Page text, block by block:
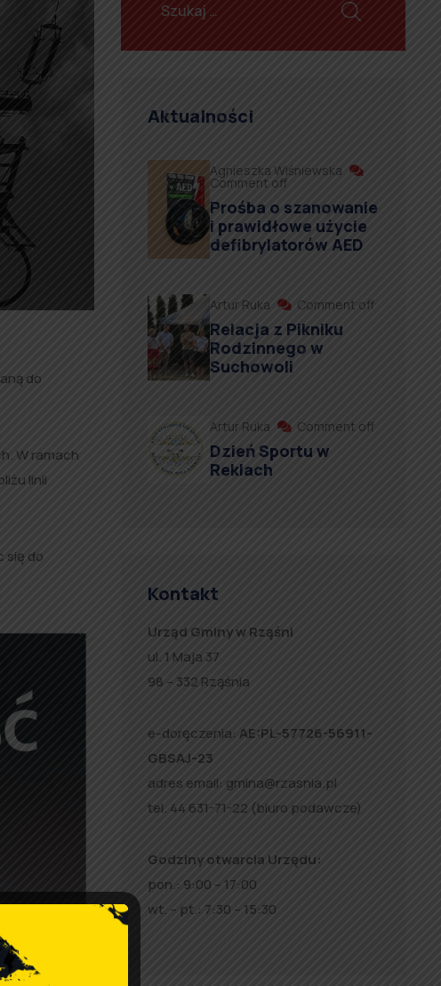
do
W ramach
linii
się do
Aktualności
Agnieszka Wiśniewska
Comment off
Prośba o szanowanie
i prawidłowe użycie
defibrylatorów AED
Artur Ruka Comment off
Relacja z Pikniku
Rodzinnego w
Suchowoli
Artur Ruka Comment off
Dzień Sportu w
Reklach
Kontakt
Urząd Gminy w Rząśni
ul. 1 Maja 37
98 – 332 Rząśnia
e-doręczenia: AE:PL-57726-56911-
GBSAJ-23
adres email: gmina@rzasnia.pl
tel. 44 631-71-22 (biuro podawcze)
Godziny otwarcia Urzędu:
pon.: 9:00 – 17:00
wt. – pt.: 7:30 – 15:30